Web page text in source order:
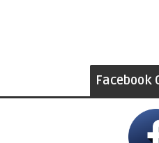
Facebook